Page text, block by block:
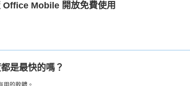
Mobile 開放免費使用
是最快的嗎？